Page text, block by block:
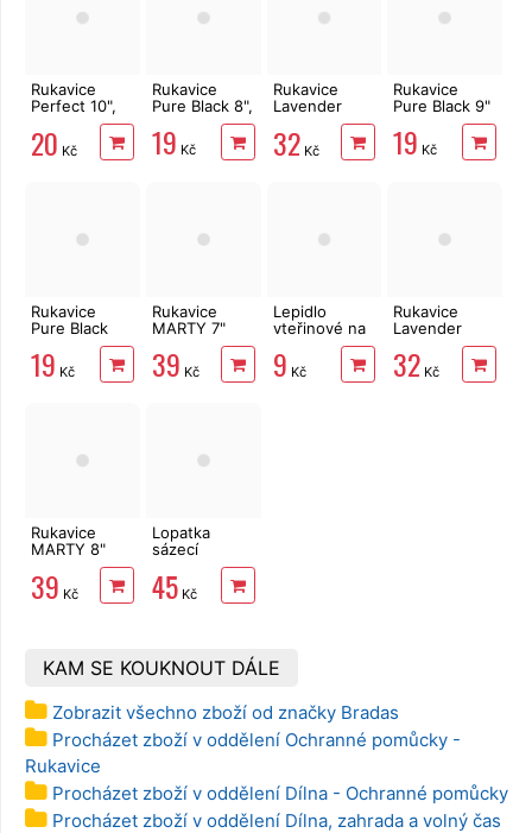
Rukavice
Perfect 10",
20 Kč
Rukavice
Pure Black 8",
19 Kč
Rukavice
Lavender
FULL 6", latex
32 Kč
Rukavice
Pure Black 9"
19 Kč
Rukavice
Pure Black
19 Kč
Rukavice
MARTY 7"
žluto-černé
39 Kč
Lepidlo
vteřinové na
kov, plast,
gumu i dřevo
9 Kč
Rukavice
Lavender
FULL 8", latex
32 Kč
Rukavice
MARTY 8"
žluto-černé
39 Kč
Lopatka
sázecí
kovová široká
Bradas DE
LUXE
45Kč
KAM SE KOUKNOUT DÁLE
Zobrazit všechno zboží od značky Bradas
Procházet zboží v oddělení Ochranné pomůcky -
Rukavice
Procházet zboží v oddělení Dílna - Ochranné pomůcky
Procházet zboží v oddělení Dílna, zahrada a volný čas